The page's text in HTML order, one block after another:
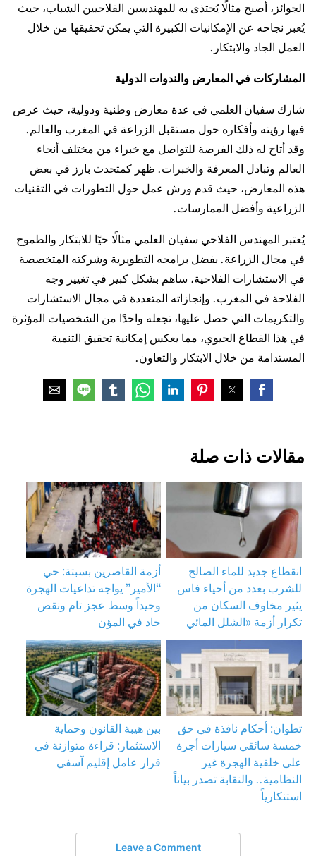
الجوائز، أصبح مثالًا يُحتذى به للمهندسين الفلاحيين الشباب، حيث
يُعبر نجاحه عن الإمكانيات الكبيرة التي يمكن تحقيقها من خلال
العمل الجاد والابتكار.
المشاركات في المعارض والندوات الدولية
شارك سفيان العلمي في عدة معارض وطنية ودولية، حيث عرض
فيها رؤيته وأفكاره حول مستقبل الزراعة في المغرب والعالم.
وقد أتاح له ذلك الفرصة للتواصل مع خبراء من مختلف أنحاء
العالم وتبادل المعرفة والخبرات. ظهر كمتحدث بارز في بعض
هذه المعارض، حيث قدم ورش عمل حول التطورات في التقنيات
الزراعية وأفضل الممارسات.
يُعتبر المهندس الفلاحي سفيان العلمي مثالًا حيًا للابتكار والطموح
في مجال الزراعة. بفضل برامجه التطويرية وشركته المتخصصة
في الاستشارات الفلاحية، ساهم بشكل كبير في تغيير وجه
الفلاحة في المغرب. وإنجازاته المتعددة في مجال الاستشارات
والتكريمات التي حصل عليها، تجعله واحدًا من الشخصيات المؤثرة
في هذا القطاع الحيوي، مما يعكس إمكانية تحقيق التنمية
المستدامة من خلال الابتكار والتعاون.
مقالات ذات صلة
انقطاع جديد للماء الصالح
للشرب بعدد من أحياء فاس
يثير مخاوف السكان من
تكرار أزمة «الشلل المائي
أزمة القاصرين بسبتة: حي
“الأمير” يواجه تداعيات الهجرة
وحيداً وسط عجز تام ونقص
حاد في المؤن
تطوان: أحكام نافذة في حق
خمسة سائقي سيارات أجرة
على خلفية الهجرة غير
النظامية.. والنقابة تصدر بياناً
استنكارياً
بين هيبة القانون وحماية
الاستثمار: قراءة متوازنة في
قرار عامل إقليم آسفي
Leave a Comment